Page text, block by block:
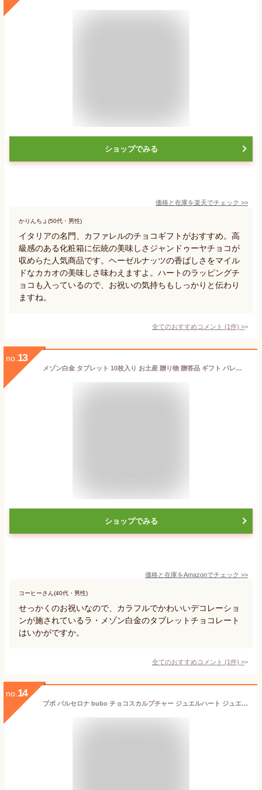
ショップでみる
価格と在庫を楽天でチェック >>
かりんちょ(50代・男性)
イタリアの名門、カファレルのチョコギフトがおすすめ。高
級感のある化粧箱に伝統の美味しさジャンドゥーヤチョコが
収めらた人気商品です。ヘーゼルナッツの香ばしさをマイル
ドなカカオの美味しさ味わえますよ。ハートのラッピングチ
ョコも入っているので、お祝いの気持ちもしっかりと伝わり
ますね。
全てのおすすめコメント (1件) >
no. 13
メゾン白金 タブレット 10枚入り お土産 贈り物 贈答品 ギフト バレンタインデー
ショップでみる
価格と在庫をAmazonでチェック >>
コーヒーさん(40代・男性)
せっかくのお祝いなので、カラフルでかわいいデコレーショ
ンが施されているラ・メゾン白金のタブレットチョコレート
はいかがですか。
全てのおすすめコメント (1件) >
no. 14
ブボ バルセロナ bubo チョコスカルプチャー ジュエルハート ジュエルローズ グランデ スペイン 高級チョコレート 母の日ギフト